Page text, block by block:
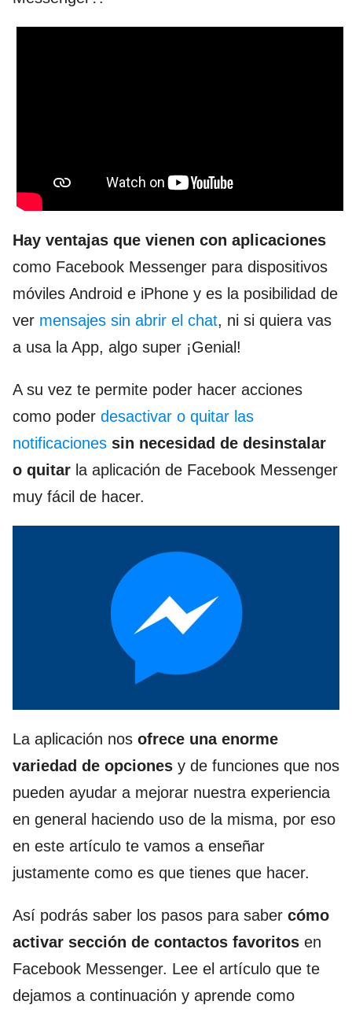
Hay ventajas que vienen con aplicaciones
como Facebook Messenger para dispositivos
móviles Android e iPhone y es la posibilidad de
ver mensajes sin abrir el chat, ni si quiera vas
a usa la App, algo super ¡Genial!
A su vez te permite poder hacer acciones
como poder desactivar o quitar las
notificaciones sin necesidad de desinstalar
o quitar la aplicación de Facebook Messenger
muy fácil de hacer.
La aplicación nos ofrece una enorme
variedad de opciones y de funciones que nos
pueden ayudar a mejorar nuestra experiencia
en general haciendo uso de la misma, por eso
en este artículo te vamos a enseñar
justamente como es que tienes que hacer.
Así podrás saber los pasos para saber cómo
activar sección de contactos favoritos en
Facebook Messenger. Lee el artículo que te
dejamos a continuación y aprende como